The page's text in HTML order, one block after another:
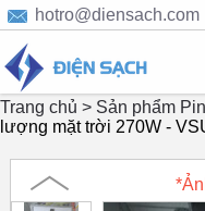
hotro@diensach.com
Trang chủ > Sản phẩm
lượng mặt trời 270W -